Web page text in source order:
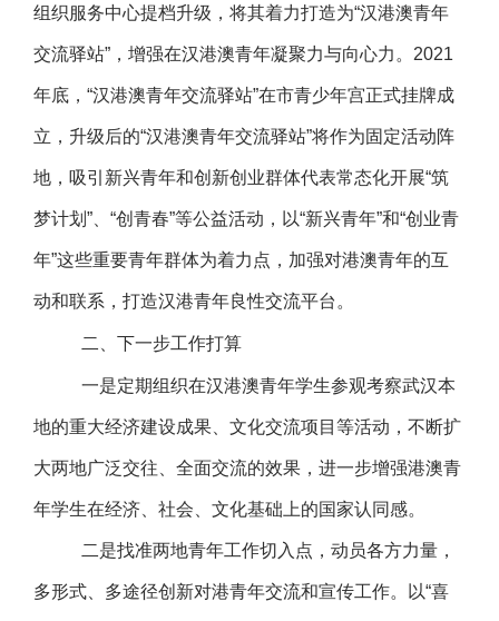
组织服务中心提档升级，将其着力打造为“汉港澳青年
交流驿站”，增强在汉港澳青年凝聚力与向心力。2021
年底，“汉港澳青年交流驿站”在市青少年宫正式挂牌成
立，升级后的“汉港澳青年交流驿站”将作为固定活动阵
地，吸引新兴青年和创新创业群体代表常态化开展“筑
梦计划”、“创青春”等公益活动，以“新兴青年”和“创业青
年”这些重要青年群体为着力点，加强对港澳青年的互
动和联系，打造汉港青年良性交流平台。
二、下一步工作打算
一是定期组织在汉港澳青年学生参观考察武汉本
地的重大经济建设成果、文化交流项目等活动，不断扩
大两地广泛交往、全面交流的效果，进一步增强港澳青
年学生在经济、社会、文化基础上的国家认同感。
二是找准两地青年工作切入点，动员各方力量，
多形式、多途径创新对港青年交流和宣传工作。以“喜